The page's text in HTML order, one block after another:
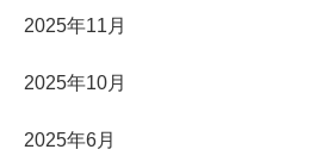
2025年11月
2025年10月
2025年6月